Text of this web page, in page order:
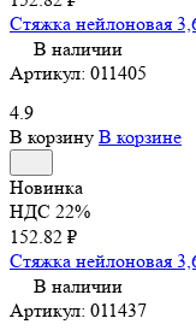
Стяжка нейлоновая
В наличии
Артикул: 011405
4.9
В корзину В корзине
Новинка
НДС 22%
152.82 ₽
Стяжка нейлоновая
В наличии
Артикул: 011437